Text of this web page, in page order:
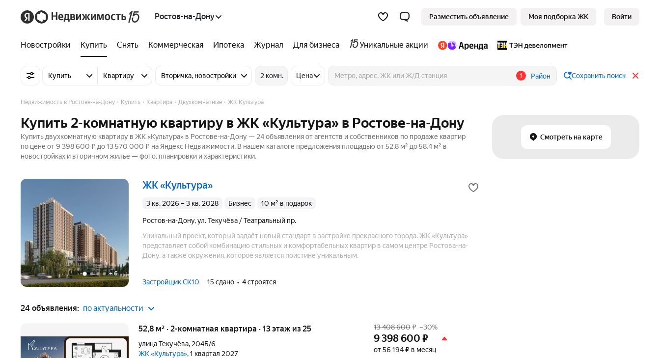
Ростов-на-Дону Разместить объявление Моя подборка ЖК Войти
Новостройки Купить Снять Коммерческая Ипотека Журнал Для бизнеса Уникальные акции
Купить Квартиру Вторичка, новостройки 2 комн. Цена 1 Район Сохранить поиск
Смотреть на карте
Недвижимость в Ростове-на-Дону Купить Квартира Двухкомнатные ЖК Культура
Купить 2-комнатную квартиру в ЖК «Культура» в Ростове-на-Дону
Купить двухкомнатную квартиру в ЖК «Культура» в Ростове-на-Дону — 24 объявления от агентств и собственников по продаже квартир
по цене от 9 398 600 ₽ до 13 570 000 ₽ на Яндекс Недвижимости. В нашем каталоге предложения площадью от 52,8 м² до 58,4 м² в
новостройках и вторичном жилье — фото, планировки и характеристики.
ЖК «Культура»
3 кв. 2026 – 3 кв. 2028 бизнес 10 м² в подарок
Ростов-на-Дону,ул. Текучёва / Театральный пр.
Уникальный проект, который задаёт новый стандарт в застройке прекрасного города. ЖК «Культура»
представляет собой комбинацию стильных и комфортабельных квартир в самом центре Ростова-на-
Дону, а также окружения, которое является поистине уникальным.
Застройщик СК10 15 сдано 4 строятся
+6
24 объявления: по актуальности
52,8 м² · 2-комнатная квартира · 13 этаж из 25
улица Текучёва, 204Б/6
ЖК «Культура», 1 квартал 2027
13 408 600₽ –30%
9 398 600 ₽
от 56 194 ₽ в месяц